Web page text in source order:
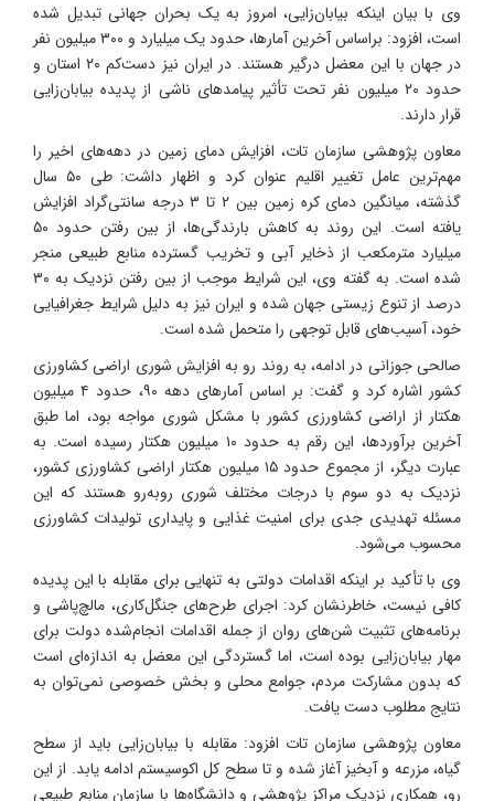
وی با بیان اینکه بیابان‌زایی، امروز به یک بحران جهانی تبدیل شده
است، افزود: براساس آخرین آمارها، حدود یک میلیارد و ۳۰۰ میلیون نفر
در جهان با این معضل درگیر هستند. در ایران نیز دست‌کم ۲۰ استان و
حدود ۲۰ میلیون نفر تحت تأثیر پیامدهای ناشی از پدیده بیابان‌زایی
قرار دارند.
معاون پژوهشی سازمان تات، افزایش دمای زمین در دهه‌های اخیر را
مهم‌ترین عامل تغییر اقلیم عنوان کرد و اظهار داشت: طی ۵۰ سال
گذشته، میانگین دمای کره زمین بین ۲ تا ۳ درجه سانتی‌گراد افزایش
یافته است. این روند به کاهش بارندگی‌ها، از بین رفتن حدود ۵۰
میلیارد مترمکعب از ذخایر آبی و تخریب گسترده منابع طبیعی منجر
شده است. به گفته وی، این شرایط موجب از بین رفتن نزدیک به ۳۰
درصد از تنوع زیستی جهان شده و ایران نیز به دلیل شرایط جغرافیایی
خود، آسیب‌های قابل توجهی را متحمل شده است.
صالحی جوزانی در ادامه، به روند رو به افزایش شوری اراضی کشاورزی
کشور اشاره کرد و گفت: بر اساس آمارهای دهه ۹۰، حدود ۴ میلیون
هکتار از اراضی کشاورزی کشور با مشکل شوری مواجه بود، اما طبق
آخرین برآوردها، این رقم به حدود ۱۰ میلیون هکتار رسیده است. به
عبارت دیگر، از مجموع حدود ۱۵ میلیون هکتار اراضی کشاورزی کشور،
نزدیک به دو سوم با درجات مختلف شوری روبه‌رو هستند که این
مسئله تهدیدی جدی برای امنیت غذایی و پایداری تولیدات کشاورزی
محسوب می‌شود.
وی با تأکید بر اینکه اقدامات دولتی به تنهایی برای مقابله با این پدیده
کافی نیست، خاطرنشان کرد: اجرای طرح‌های جنگل‌کاری، مالچ‌پاشی و
برنامه‌های تثبیت شن‌های روان از جمله اقدامات انجام‌شده دولت برای
مهار بیابان‌زایی بوده است، اما گستردگی این معضل به اندازه‌ای است
که بدون مشارکت مردم، جوامع محلی و بخش خصوصی نمی‌توان به
نتایج مطلوب دست یافت.
معاون پژوهشی سازمان تات افزود: مقابله با بیابان‌زایی باید از سطح
گیاه، مزرعه و آبخیز آغاز شده و تا سطح کل اکوسیستم ادامه یابد. از این
رو، همکاری نزدیک مراکز پژوهشی و دانشگاه‌ها با سازمان منابع طبیعی